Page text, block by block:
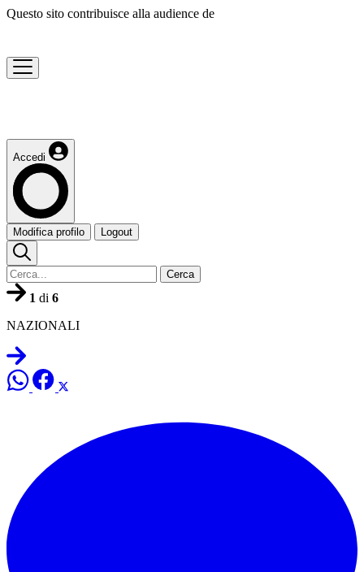
Questo sito contribuisce alla audience de
Accedi
Modifica profilo Logout
Cerca
1 di 6
NAZIONALI